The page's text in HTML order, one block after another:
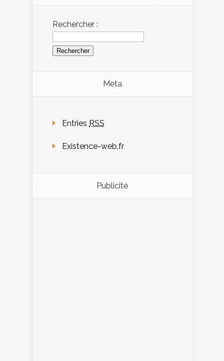
Rechercher :
Meta
Entries RSS
Existence-web.fr
Publicité